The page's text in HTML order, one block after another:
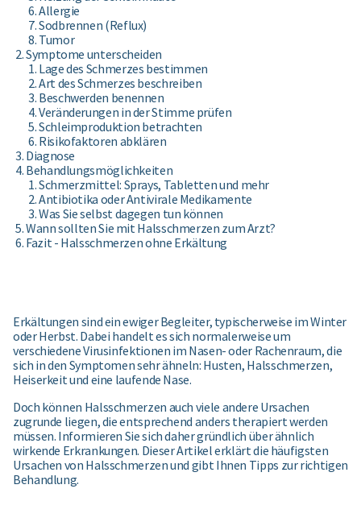
Allergie
Sodbrennen (Reflux)
Tumor
Symptome unterscheiden
Lage des Schmerzes bestimmen
Art des Schmerzes beschreiben
Beschwerden benennen
Veränderungen in der Stimme prüfen
Schleimproduktion betrachten
Risikofaktoren abklären
Diagnose
Behandlungsmöglichkeiten
Schmerzmittel: Sprays, Tabletten und mehr
Antibiotika oder Antivirale Medikamente
Was Sie selbst dagegen tun können
Wann sollten Sie mit Halsschmerzen zum Arzt?
Fazit - Halsschmerzen ohne Erkältung
Erkältungen sind ein ewiger Begleiter, typischerweise im Winter
oder Herbst. Dabei handelt es sich normalerweise um
verschiedene Virusinfektionen im Nasen- oder Rachenraum, die
sich in den Symptomen sehr ähneln: Husten, Halsschmerzen,
Heiserkeit und eine laufende Nase.
Doch können Halsschmerzen auch viele andere Ursachen
zugrunde liegen, die entsprechend anders therapiert werden
müssen. Informieren Sie sich daher gründlich über ähnlich
wirkende Erkrankungen. Dieser Artikel erklärt die häufigsten
Ursachen von Halsschmerzen und gibt Ihnen Tipps zur richtigen
Behandlung.